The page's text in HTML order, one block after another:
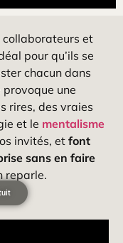
collaborateurs et
pour qu’ils se
chacun dans
provoque une
rires, des vraies
et le mentalisme
invités, et font
sans en faire
reparle.